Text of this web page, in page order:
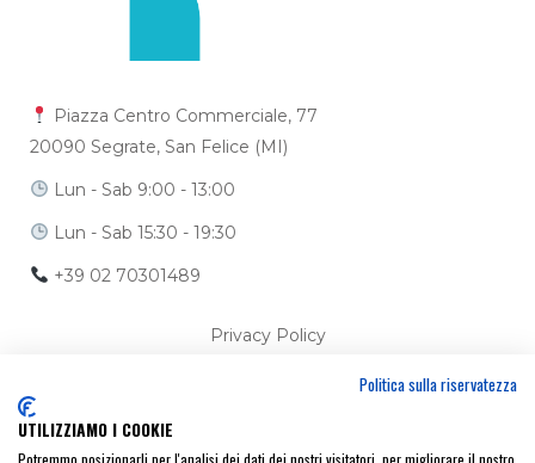
Piazza Centro Commerciale, 77
20090 Segrate, San Felice (MI)
Lun - Sab 9:00 - 13:00
Lun - Sab 15:30 - 19:30
+39 02 70301489
Privacy Policy
Ci trovi anche su
Politica sulla riservatezza
UTILIZZIAMO I COOKIE
Potremmo posizionarli per l'analisi dei dati dei nostri visitatori, per migliorare il nostro